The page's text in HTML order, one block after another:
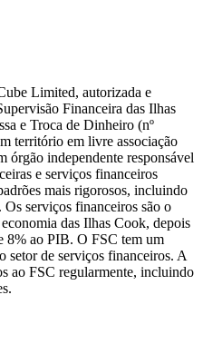
Limited, autorizada e
Financeira das Ilhas
e Troca de Dinheiro (nº
território em livre associação
órgão independente responsável
e serviços financeiros
mais rigorosos, incluindo
Os serviços financeiros são o
das Ilhas Cook, depois
8% ao PIB. O FSC tem um
setor de serviços financeiros. A
ao FSC regularmente, incluindo